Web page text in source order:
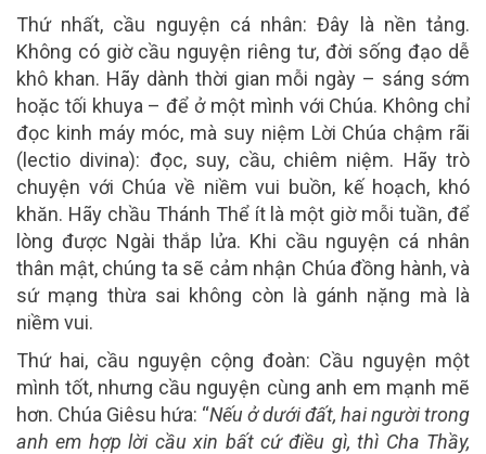
Thứ nhất, cầu nguyện cá nhân: Đây là nền tảng.
Không có giờ cầu nguyện riêng tư, đời sống đạo dễ
khô khan. Hãy dành thời gian mỗi ngày – sáng sớm
hoặc tối khuya – để ở một mình với Chúa. Không chỉ
đọc kinh máy móc, mà suy niệm Lời Chúa chậm rãi
(lectio divina): đọc, suy, cầu, chiêm niệm. Hãy trò
chuyện với Chúa về niềm vui buồn, kế hoạch, khó
khăn. Hãy chầu Thánh Thể ít là một giờ mỗi tuần, để
lòng được Ngài thắp lửa. Khi cầu nguyện cá nhân
thân mật, chúng ta sẽ cảm nhận Chúa đồng hành, và
sứ mạng thừa sai không còn là gánh nặng mà là
niềm vui.
Thứ hai, cầu nguyện cộng đoàn: Cầu nguyện một
mình tốt, nhưng cầu nguyện cùng anh em mạnh mẽ
hơn. Chúa Giêsu hứa: “Nếu ở dưới đất, hai người trong
anh em hợp lời cầu xin bất cứ điều gì, thì Cha Thầy,